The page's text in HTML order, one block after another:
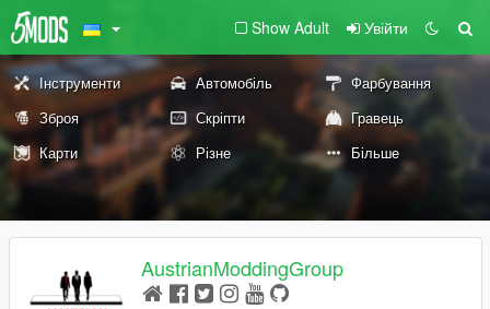
Show Adult Увійти
Інструменти Автомобіль
Фарбування
Зброя
Скріпти
Гравець
Карти
Різне Більше
AustrianModdingGroup